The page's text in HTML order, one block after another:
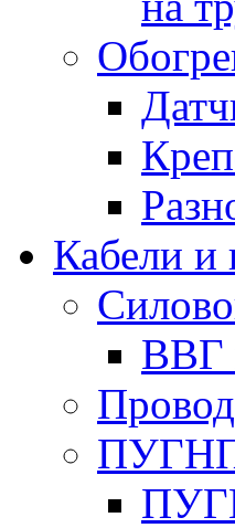
Кабели и
ВВГ